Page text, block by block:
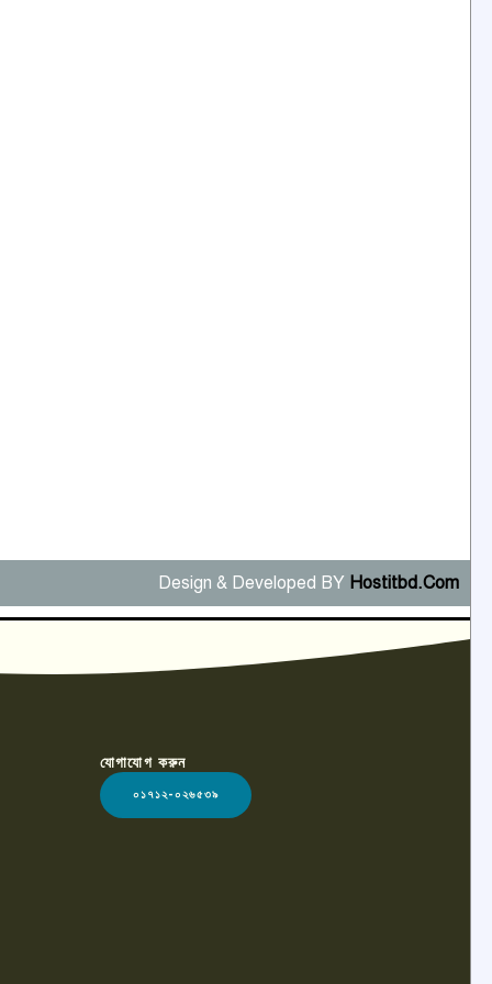
Design & Developed BY Hostitbd.Com
যোগাযোগ করুন
০১৭১২-০২৬৫৩৯